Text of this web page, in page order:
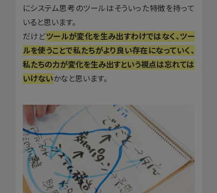
にシステム思考のツールはそういった特徴を持って
いると思います。
だけどツールが変化を生み出すわけではなく、ツー
ルを使うことで私たちがより良い存在になっていく、
私たちの力が変化を生み出すという視点は忘れては
いけないかなと思います。